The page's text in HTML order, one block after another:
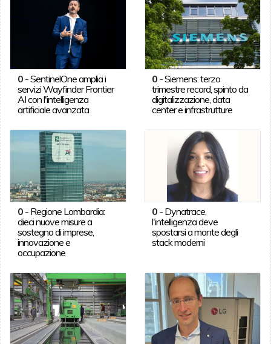
0-SentinelOne amplia i
servizi Wayfinder Frontier
AI con l'intelligenza
artificiale avanzata
0 -Siemens: terzo
trimestre record, spinto da
digitalizzazione, data
center e infrastrutture
0- Regione Lombardia:
dieci nuove misure a
sostegno di imprese,
innovazione e
occupazione
0 - Dynatrace,
l'intelligenza deve
spostarsi a monte degli
stack moderni